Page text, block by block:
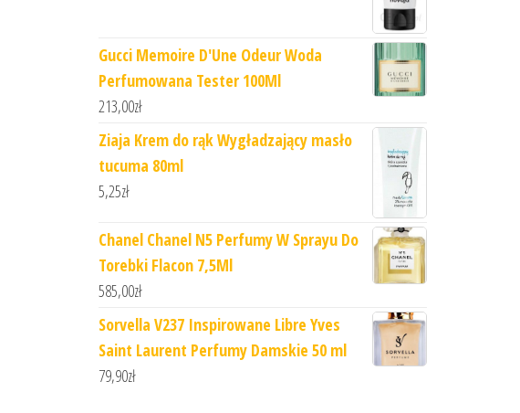
Gucci Memoire D'Une Odeur Woda
Perfumowana Tester 100Ml
213,00zł
Ziaja Krem do rąk Wygładzający masło
tucuma 80ml
5,25zł
Chanel Chanel N5 Perfumy W Sprayu Do
Torebki Flacon 7,5Ml
585,00zł
Sorvella V237 Inspirowane Libre Yves
Saint Laurent Perfumy Damskie 50 ml
79,90zł